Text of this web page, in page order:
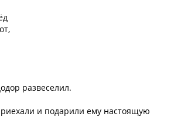
развеселил.
и подарили ему настоящую